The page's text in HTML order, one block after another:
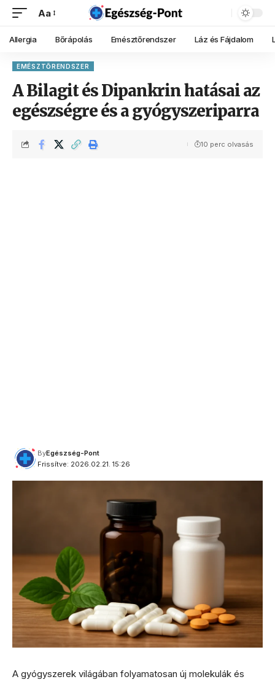
Aa
Allergia Bőrápolás Emésztőrendszer Láz és Fájdalom
EMÉSZTŐRENDSZER
A Bilagit és Dipankrin hatásai az
egészségre és a gyógyszeriparra
Frissítve: 2026.02.21. 15:26
ByEgészség-Pont
10 perc olvasás
A gyógyszerek világában folyamatosan új molekulák és